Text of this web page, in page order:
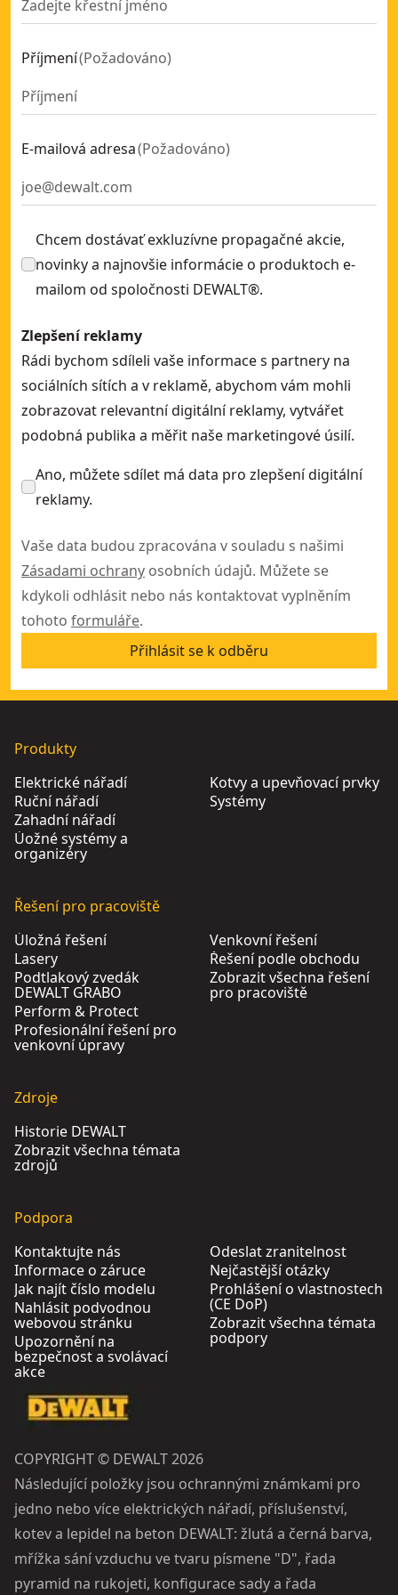
18V XR® příklepová vrtačka s bezuhlíkovým motorem
Lopatkové míchadlo 54 V XR FLEXVOLT - Bez baterie
BOURACÍ KLADIVO 54 V XR FLEXVOLT 11 KG - bez
18V XR® magnetická stojanová vrtačka s bezuhlíkovým
54V XR® FLEXVOLT® sekací kladivo SDS Max - 2x 9Ah
18V XR® vrtačka s bezuhlíkovým motorem (pouze nářadí)
Příjmení(Požadováno)
E-mailová adresa(Požadováno)
Chcem dostávať exkluzívne propagačné akcie,
novinky a najnovšie informácie o produktoch e-
mailom od spoločnosti DEWALT®.
Zlepšení reklamy
Rádi bychom sdíleli vaše informace s partnery na
sociálních sítích a v reklamě, abychom vám mohli
zobrazovat relevantní digitální reklamy, vytvářet
podobná publika a měřit naše marketingové úsilí.
Ano, můžete sdílet má data pro zlepšení digitální
reklamy.
Vaše data budou zpracována v souladu s našimi
Zásadami ochrany osobních údajů. Můžete se
kdykoli odhlásit nebo nás kontaktovat vyplněním
tohoto formuláře.
Přihlásit se k odběru
Produkty
Elektrické nářadí
Ruční nářadí
Zahadní nářadí
Úožné systémy a
organizéry
Kotvy a upevňovací prvky
Systémy
Řešení pro pracoviště
Úložná řešení
Lasery
Podtlakový zvedák
DEWALT GRABO
Perform & Protect
Profesionální řešení pro
venkovní úpravy
Venkovní řešení
Řešení podle obchodu
Zobrazit všechna řešení
pro pracoviště
Zdroje
Historie DEWALT
Zobrazit všechna témata
zdrojů
Podpora
Kontaktujte nás
Informace o záruce
Jak najít číslo modelu
Nahlásit podvodnou
webovou stránku
Upozornění na
bezpečnost a svolávací
akce
Odeslat zranitelnost
Nejčastější otázky
Prohlášení o vlastnostech
(CE DoP)
Zobrazit všechna témata
podpory
COPYRIGHT © DEWALT 2026
Následující položky jsou ochrannými známkami pro
jedno nebo více elektrických nářadí, příslušenství,
kotev a lepidel na beton DEWALT: žlutá a černá barva,
mřížka sání vzduchu ve tvaru písmene "D", řada
pyramid na rukojeti, konfigurace sady a řada